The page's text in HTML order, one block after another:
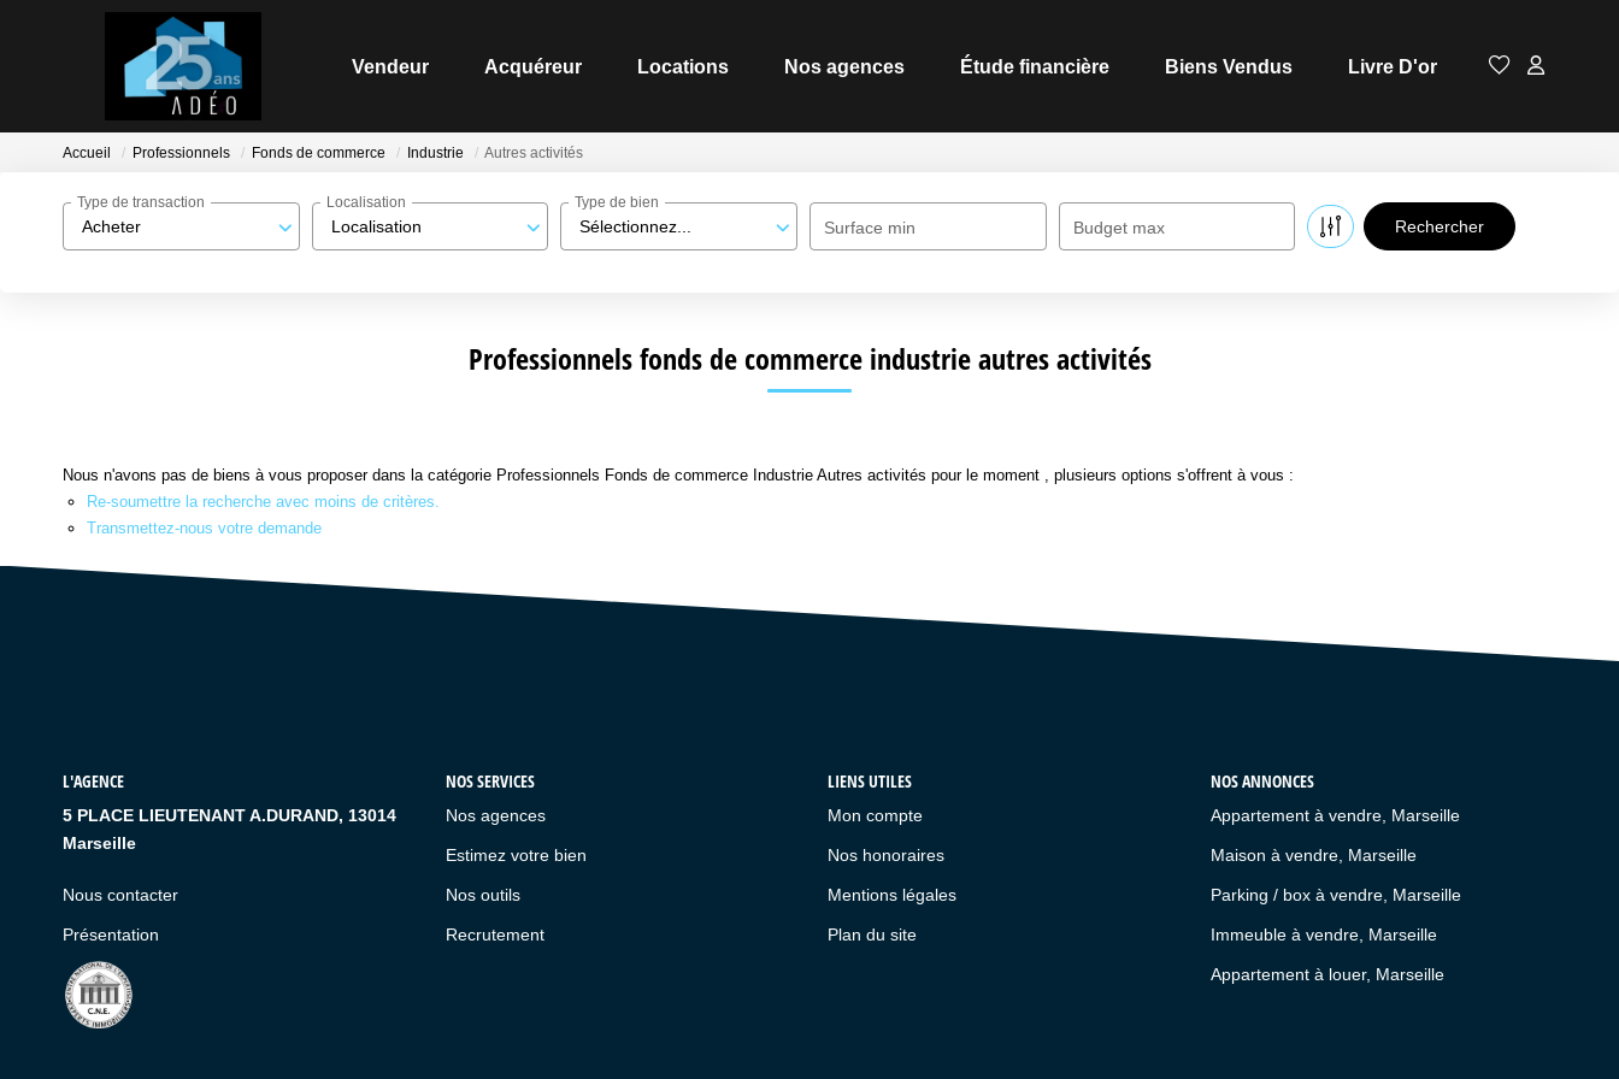
Vendeur Acquéreur Locations Nos agences Étude financière Biens Vendus Livre D'or
Accueil Professionnels Fonds de commerce Industrie Autres activités
Acheter
Type de transaction
Localisation
Localisation
Sélectionnez...
Type de bien
Surface min Budget max
Professionnels fonds de commerce industrie autres activités
Nous n'avons pas de biens à vous proposer dans la catégorie Professionnels Fonds de commerce Industrie Autres activités pour le moment , plusieurs options s'offrent à vous :
Re-soumettre la recherche avec moins de critères.
Transmettez-nous votre demande
L'AGENCE
5 PLACE LIEUTENANT A.DURAND, 13014
Marseille
Nous contacter
Présentation
NOS SERVICES
Nos agences
Estimez votre bien
Nos outils
Recrutement
LIENS UTILES
Mon compte
Nos honoraires
Mentions légales
Plan du site
NOS ANNONCES
Appartement à vendre, Marseille
Maison à vendre, Marseille
Parking / box à vendre, Marseille
Immeuble à vendre, Marseille
Appartement à louer, Marseille